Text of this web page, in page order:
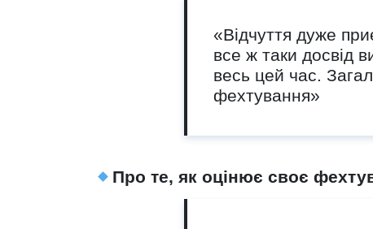
«Відчуття дуже
все ж таки досвід
весь цей час.
фехтування»
Про те, як оцінює своє